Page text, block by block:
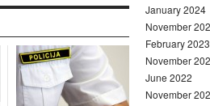
January 2024
November
February 2023
November
June 2022
November